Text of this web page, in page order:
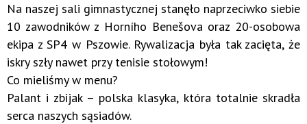
Na naszej sali gimnastycznej stanęło naprzeciwko siebie
10 zawodników z Horního Benešova oraz 20-osobowa
ekipa z SP4 w Pszowie. Rywalizacja była tak zacięta, że
iskry szły nawet przy tenisie stołowym!
Co mieliśmy w menu?
Palant i zbijak – polska klasyka, która totalnie skradła
serca naszych sąsiadów.